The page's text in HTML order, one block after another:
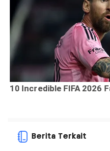
Berita Terkait